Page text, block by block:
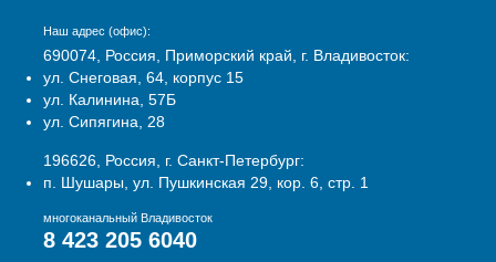
Наш адрес (офис):
690074, Россия, Приморский край, г. Владивосток:
ул. Снеговая, 64, корпус 15
ул. Калинина, 57Б
ул. Сипягина, 28
196626, Россия, г. Санкт-Петербург:
п. Шушары, ул. Пушкинская 29, кор. 6, стр. 1
многоканальный Владивосток
8 423 205 6040